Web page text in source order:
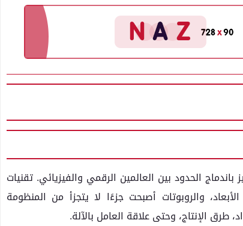
الحدود بين العالمين الرقمي والفيزيائي. تقنيات
والروبوتات أصبحت جزءًا لا يتجزأ من المنظومة
طرق الإنتاج، وحتى علاقة العامل بالآلة.